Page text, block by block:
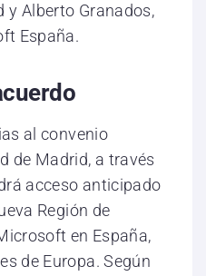
y Alberto Granados,
España.
al convenio
de Madrid, a través
acceso anticipado
Región de
en España,
de Europa. Según